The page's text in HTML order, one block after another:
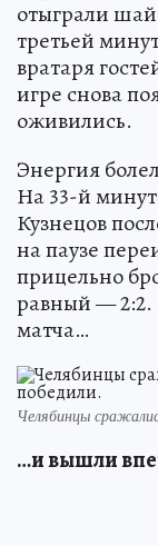
отыграли
третьей
вратаря
игре снова
оживились.
Энергия
На 33-й
Кузнецов
на паузе
прицельно
равный — 2:2.
матча…
Челябинцы
…и вышли